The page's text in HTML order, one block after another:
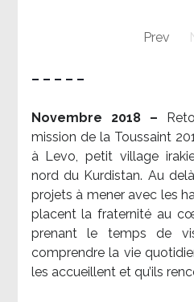
Prev
– – – – –
Novembre 2018 –
mission de la Toussaint
à Levo, petit village
nord du Kurdistan. Au
projets à mener avec les
placent la fraternité au
prenant le temps de
comprendre la vie
les accueillent et qu’ils